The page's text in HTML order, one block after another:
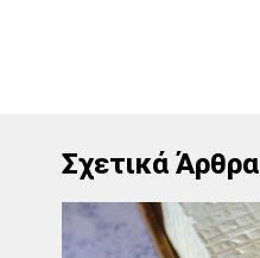
Σχετικά Άρθρα